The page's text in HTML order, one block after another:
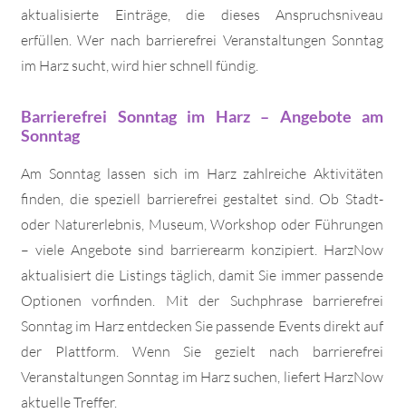
aktualisierte Einträge, die dieses Anspruchsniveau
erfüllen. Wer nach barrierefrei Veranstaltungen Sonntag
im Harz sucht, wird hier schnell fündig.
Barrierefrei Sonntag im Harz – Angebote am
Sonntag
Am Sonntag lassen sich im Harz zahlreiche Aktivitäten
finden, die speziell barrierefrei gestaltet sind. Ob Stadt-
oder Naturerlebnis, Museum, Workshop oder Führungen
– viele Angebote sind barrierearm konzipiert. HarzNow
aktualisiert die Listings täglich, damit Sie immer passende
Optionen vorfinden. Mit der Suchphrase barrierefrei
Sonntag im Harz entdecken Sie passende Events direkt auf
der Plattform. Wenn Sie gezielt nach barrierefrei
Veranstaltungen Sonntag im Harz suchen, liefert HarzNow
aktuelle Treffer.